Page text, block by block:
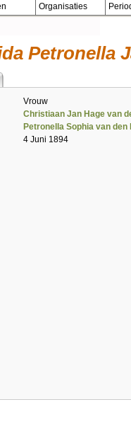
Organisaties
Petronella
Vrouw
Christiaan Jan Hage van
Petronella Sophia van den
4 Juni 1894